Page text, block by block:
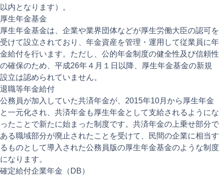
以内となります）。
厚生年金基金
厚生年金基金は、企業や業界団体などが厚生労働大臣の認可を
受けて設立されており、年金資産を管理・運用して従業員に年
金給付を行います。ただし、公的年金制度の健全性及び信頼性
の確保のため、平成26年４月１日以降、厚生年金基金の新規
設立は認められていません。
退職等年金給付
公務員が加入していた共済年金が、2015年10月から厚生年金
と一元化され、共済年金も厚生年金として支給されるようにな
ったことで新たに始まった制度です。共済年金の上乗せ部分で
ある職域部分が廃止されたことを受けて、民間の企業に相当す
るものとして導入された公務員版の厚生年金基金のような制度
になります。
確定給付企業年金（DB）